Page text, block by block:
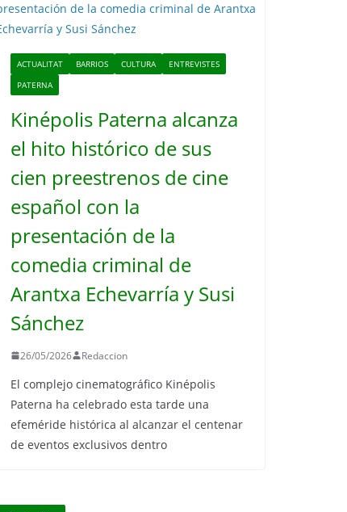
ACTUALITAT BARRIOS CULTURA
ENTREVISTES
PATERNA
Kinépolis Paterna alcanza
el hito histórico de sus
cien preestrenos de cine
español con la
presentación de la
comedia criminal de
Arantxa Echevarría y Susi
Sánchez
26/05/2026 Redaccion
El complejo cinematográfico Kinépolis
Paterna ha celebrado esta tarde una
efeméride histórica al alcanzar el centenar
de eventos exclusivos dentro